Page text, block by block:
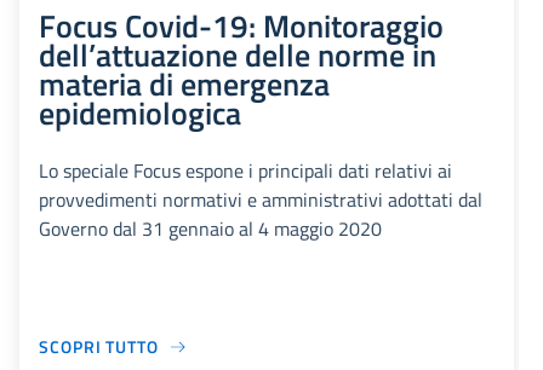
Focus Covid-19: Monitoraggio
dell’attuazione delle norme in
materia di emergenza
epidemiologica
Lo speciale Focus espone i principali dati relativi ai
provvedimenti normativi e amministrativi adottati dal
Governo dal 31 gennaio al 4 maggio 2020
SCOPRI TUTTO